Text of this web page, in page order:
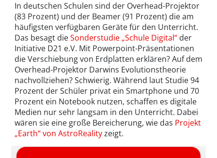
In deutschen Schulen sind der Overhead-Projektor
(83 Prozent) und der Beamer (91 Prozent) die am
häufigsten verfügbaren Geräte für den Unterricht.
Das besagt dieSonderstudie „Schule Digital“ der
Initiative D21 e.V. Mit Powerpoint-Präsentationen
die Verschiebung von Erdplatten erklären? Auf dem
Overhead-Projektor Darwins Evolutionstheorie
nachvollziehen? Schwierig. Während laut Studie 94
Prozent der Schüler privat ein Smartphone und 70
Prozent ein Notebook nutzen, schaffen es digitale
Medien nur sehr langsam in den Unterricht. Dabei
wären sie eine große Bereicherung, wie das Projekt
„Earth“ von AstroRealityzeigt.